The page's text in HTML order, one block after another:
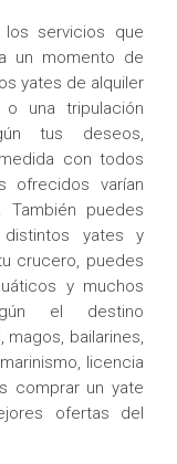
servicios que
un momento de
yates de alquiler
una tripulación
tus deseos,
con todos
ofrecidos varían
puedes
yates y
crucero, puedes
y muchos
el destino
bailarines,
licencia
comprar un yate
ofertas del